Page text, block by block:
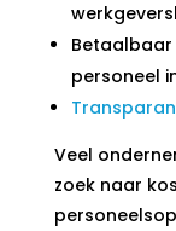
personeel
Veel
zoek naar